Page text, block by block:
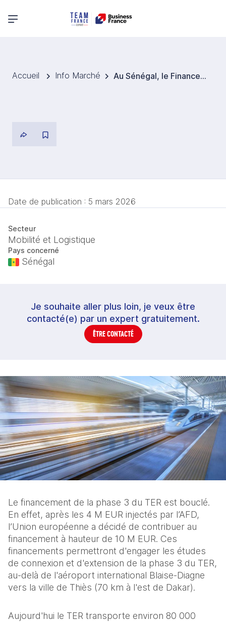
Menu principal
Accueil Info Marché Au Sénégal, le Financement de la phase 3 du TER bouclé.
Date de publication : 5 mars 2026
Secteur
Mobilité et Logistique
Pays concerné
Sénégal
Je souhaite aller plus loin, je veux être
contacté(e) par un expert gratuitement.
ÊTRE CONTACTÉ
Le financement de la phase 3 du TER est bouclé.
En effet, après les 4 M EUR injectés par l’AFD,
l’Union européenne a décidé de contribuer au
financement à hauteur de 10 M EUR. Ces
financements permettront d'engager les études
de connexion et d'extension de la phase 3 du TER,
au-delà de l'aéroport international Blaise-Diagne
vers la ville de Thiès (70 km à l'est de Dakar).
Aujourd'hui le TER transporte environ 80 000